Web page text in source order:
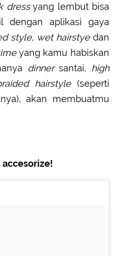
dressyang lembut bisa
dengan aplikasi gaya
style, wet hairstyedan
yang kamu habiskan
dinnersantai, high
hairstyle(seperti
akan membuatmu
accesorize!